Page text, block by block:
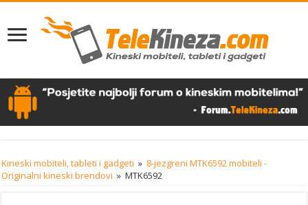
Kineski mobiteli, tableti i gadgeti » 8-jezgreni MTK6592 mobiteli -
Originalni kineski brendovi » MTK6592